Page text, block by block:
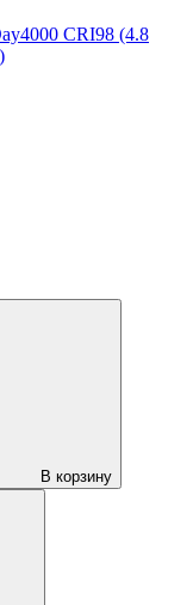
CRI98 (4.8
В корзину